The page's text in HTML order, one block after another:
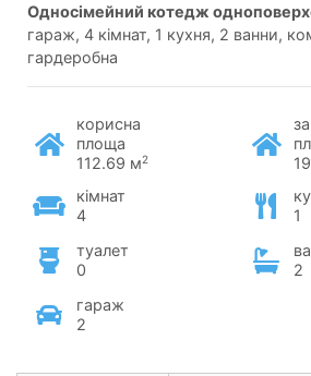
односімейний котедж
гараж, 4 кімнат, 1 кухня, 2 ванни,
гардеробна
корисна
площа
112.69 м2
кімнат
4
1
туалет
0
2
гараж
2